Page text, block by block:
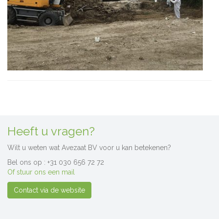
Heeft u vragen?
Wilt u weten wat Avezaat BV voor u kan betekenen?
Bel ons op : +31 030 656 72 72
Of stuur ons een mail
Contact via de website